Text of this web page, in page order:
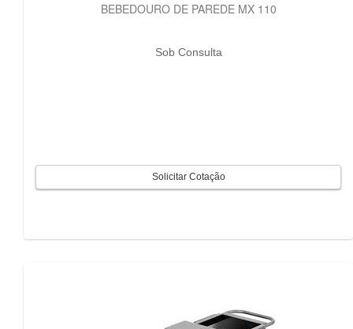
BEBEDOURO DE PAREDE MX 110
Sob Consulta